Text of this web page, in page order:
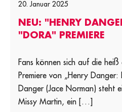
20. Januar 2025
NEU: "HENRY
"DORA" PREMIERE
Fans können sich auf die heiß
Premiere von „Henry Danger:
Danger (Jace Norman) steht
Missy Martin, ein […]